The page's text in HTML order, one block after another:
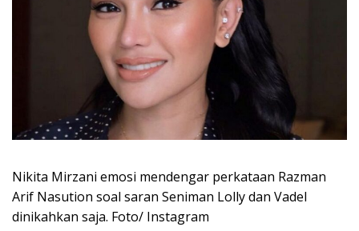
Nikita Mirzani emosi mendengar perkataan Razman
Arif Nasution soal saran Seniman Lolly dan Vadel
dinikahkan saja. Foto/ Instagram